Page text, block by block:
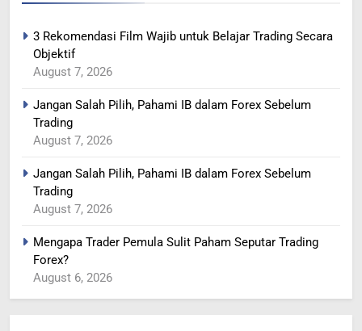
3 Rekomendasi Film Wajib untuk Belajar Trading Secara
Objektif
August 7, 2026
Jangan Salah Pilih, Pahami IB dalam Forex Sebelum
Trading
August 7, 2026
Jangan Salah Pilih, Pahami IB dalam Forex Sebelum
Trading
August 7, 2026
Mengapa Trader Pemula Sulit Paham Seputar Trading
Forex?
August 6, 2026
364
RENCANA PEMANGKASAN
365
INTERVENSI
BERITA FOREX
366
MINYAK TERGELINCIR DI